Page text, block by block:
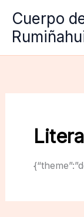
contenido
Cuerpo